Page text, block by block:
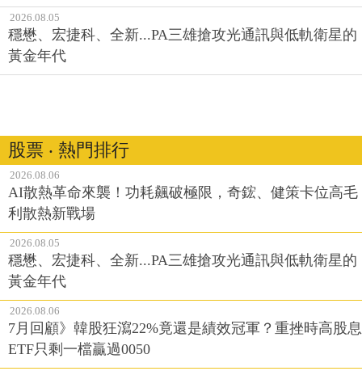
2026.08.05
穩懋、宏捷科、全新...PA三雄搶攻光通訊與低軌衛星的
黃金年代
股票 ‧ 熱門排行
2026.08.06
AI散熱革命來襲！功耗飆破極限，奇鋐、健策卡位高毛
利散熱新戰場
2026.08.05
穩懋、宏捷科、全新...PA三雄搶攻光通訊與低軌衛星的
黃金年代
2026.08.06
7月回顧》韓股狂瀉22%竟還是績效冠軍？重挫時高股息
ETF只剩一檔贏過0050